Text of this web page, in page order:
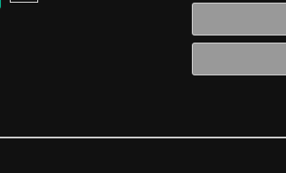
البريد
Website